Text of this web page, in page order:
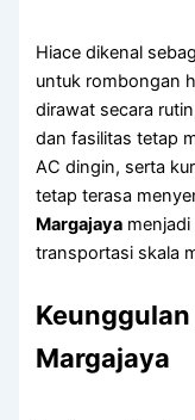
Hiace dikenal
untuk rombongan
dirawat secara
dan fasilitas tetap
AC dingin, serta
tetap terasa
Margajaya
transportasi skala
Margajaya